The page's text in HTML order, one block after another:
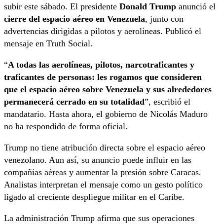
subir este sábado. El presidente Donald Trump anunció el
cierre del espacio aéreo en Venezuela, junto con
advertencias dirigidas a pilotos y aerolíneas. Publicó el
mensaje en Truth Social.
“A todas las aerolíneas, pilotos, narcotraficantes y
traficantes de personas: les rogamos que consideren
que el espacio aéreo sobre Venezuela y sus alrededores
permanecerá cerrado en su totalidad”, escribió el
mandatario. Hasta ahora, el gobierno de Nicolás Maduro
no ha respondido de forma oficial.
Trump no tiene atribución directa sobre el espacio aéreo
venezolano. Aun así, su anuncio puede influir en las
compañías aéreas y aumentar la presión sobre Caracas.
Analistas interpretan el mensaje como un gesto político
ligado al creciente despliegue militar en el Caribe.
La administración Trump afirma que sus operaciones